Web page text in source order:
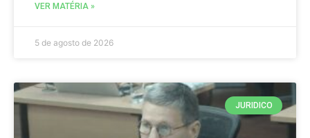
VER MATÉRIA »
5 de agosto de 2026
JURIDICO